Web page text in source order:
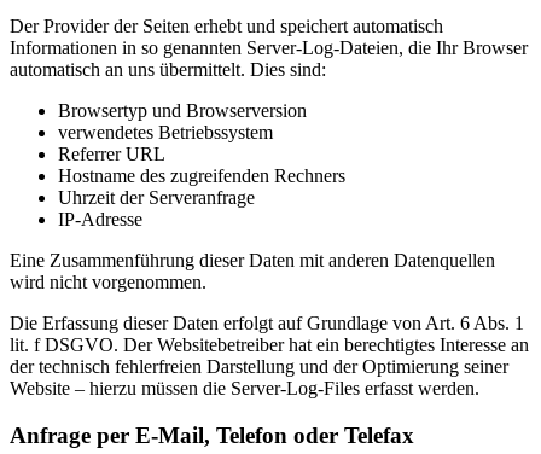
Der Provider der Seiten erhebt und speichert automatisch
Informationen in so genannten Server-Log-Dateien, die Ihr Browser
automatisch an uns übermittelt. Dies sind:
Browsertyp und Browserversion
verwendetes Betriebssystem
Referrer URL
Hostname des zugreifenden Rechners
Uhrzeit der Serveranfrage
IP-Adresse
Eine Zusammenführung dieser Daten mit anderen Datenquellen
wird nicht vorgenommen.
Die Erfassung dieser Daten erfolgt auf Grundlage von Art. 6 Abs. 1
lit. f DSGVO. Der Websitebetreiber hat ein berechtigtes Interesse an
der technisch fehlerfreien Darstellung und der Optimierung seiner
Website – hierzu müssen die Server-Log-Files erfasst werden.
Anfrage per E-Mail, Telefon oder Telefax